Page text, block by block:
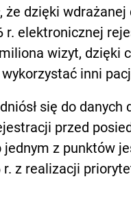
że dzięki wdrażanej
r. elektronicznej
miliona wizyt, dzięki
inni
się do danych
przed
jednym z punktów
r. z realizacji